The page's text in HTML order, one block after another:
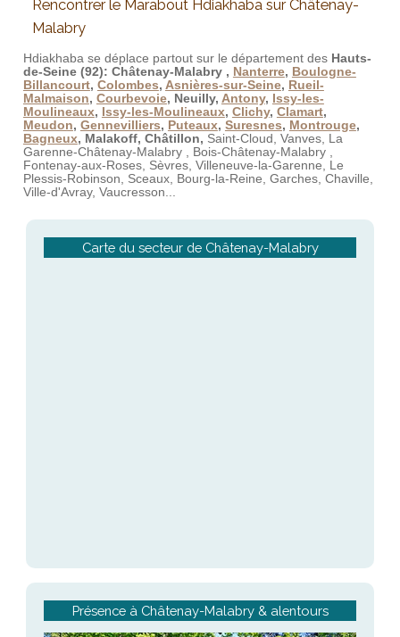
Rencontrer le Marabout Hdiakhaba sur Châtenay-
Malabry
Hdiakhaba se déplace partout sur le département des Hauts-
de-Seine (92): Châtenay-Malabry , Nanterre, Boulogne-
Billancourt, Colombes, Asnières-sur-Seine, Rueil-
Malmaison, Courbevoie, Neuilly, Antony, Issy-les-
Moulineaux, Issy-les-Moulineaux, Clichy, Clamart,
Meudon, Gennevilliers, Puteaux, Suresnes, Montrouge,
Bagneux, Malakoff, Châtillon, Saint-Cloud, Vanves, La
Garenne-Châtenay-Malabry , Bois-Châtenay-Malabry ,
Fontenay-aux-Roses, Sèvres, Villeneuve-la-Garenne, Le
Plessis-Robinson, Sceaux, Bourg-la-Reine, Garches, Chaville,
Ville-d'Avray, Vaucresson...
Carte du secteur de Châtenay-Malabry
Présence à Châtenay-Malabry & alentours